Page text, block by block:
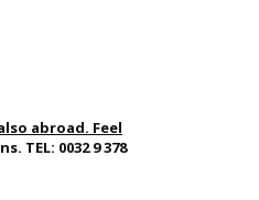
abroad. Feel
0032 9 378